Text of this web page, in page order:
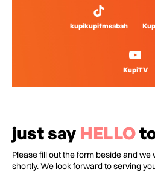
kupikupifmsabah
KupiTV
just say HELLO
Please fill out the form beside and we
shortly. We look forward to serving